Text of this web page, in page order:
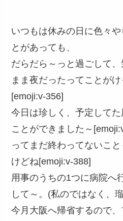
いつもは休みの日に色々
とがあっても、
だらだら～っと過ごして
まま夜だったってことが
[emoji:v-356]
今日は珍しく、予定して
ことができました～
ってまだ終わってないこ
けどね[emoji:v-388]
用事のうちの1つに病院へ
して～。(私のではなく、
今月大阪へ帰省するので